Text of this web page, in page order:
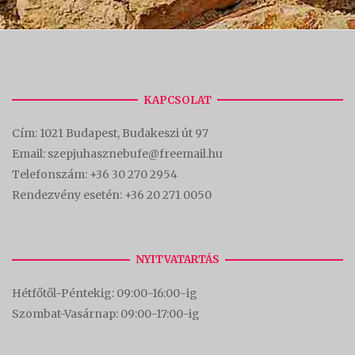
KAPCSOLAT
Cím: 1021 Budapest, Budakeszi út 97
Email: szepjuhasznebufe@freemail.hu
Telefonszám: +36 30 270 2954
Rendezvény esetén: +36 20 271 0050
NYITVATARTÁS
Hétfőtől-Péntekig: 09:00-16:00-ig
Szombat-Vasárnap: 09:00-17:00-ig